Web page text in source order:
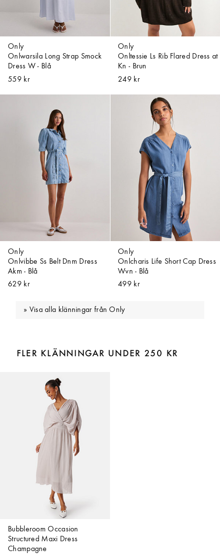
Only
Onlwarsila Long Strap Smock
Dress W - Blå
559 kr
Only
Onltessie Ls Rib Flared Dress at
Kn - Brun
249 kr
Only
Onlvibbe Ss Belt Dnm Dress
Akm - Blå
629 kr
Only
Onlcharis Life Short Cap Dress
Wvn - Blå
499 kr
Visa alla klänningar från Only
FLER KLÄNNINGAR UNDER 250 KR
Bubbleroom Occasion
Structured Maxi Dress
Champagne